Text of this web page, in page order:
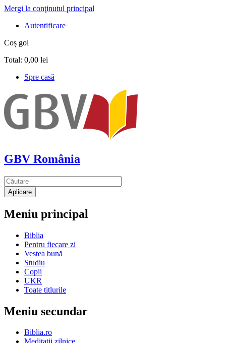
Mergi la conţinutul principal
Autentificare
Coș gol
Total: 0,00 lei
Spre casă
GBV România
Meniu principal
Biblia
Pentru fiecare zi
Vestea bună
Studiu
Copii
UKR
Toate titlurile
Meniu secundar
Biblia.ro